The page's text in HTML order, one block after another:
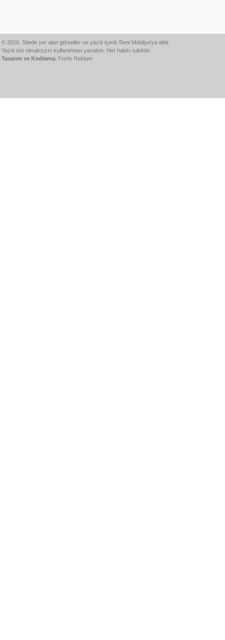
© 2016. Sitede yer alan görseller ve yazılı içerik Reni Mobilya'ya aittir.
Yazılı izin olmaksızın kullanılması yasaktır. Her hakkı saklıdır.
Tasarım ve Kodlama: Fortis Reklam